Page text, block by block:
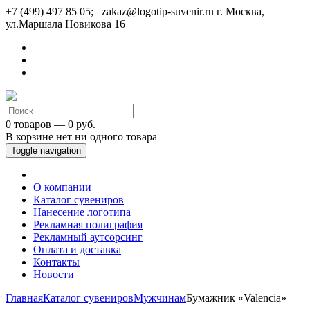
+7 (499) 497 85 05; zakaz@logotip-suvenir.ru г. Москва,
ул.Маршала Новикова 16
0 товаров — 0 руб.
В корзине нет ни одного товара
Toggle navigation
О компании
Каталог сувениров
Нанесение логотипа
Рекламная полиграфия
Рекламный аутсорсинг
Оплата и доставка
Контакты
Новости
ГлавнаяКаталог сувенировМужчинамБумажник «Valencia»